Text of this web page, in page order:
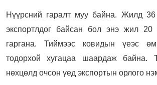
Нүүрсний гаралт муу байна. Жилд
экспортлдог байсан бол энэ жил 20
гаргана. Тиймээс ковидын үеэс
тодорхой хугацаа шаардаж байна.
нөхцөлд очсон үед экспортын орлого